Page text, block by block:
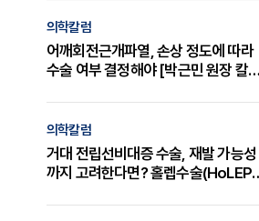
의학칼럼
어깨회전근개파열, 손상 정도에 따라
수술 여부 결정해야 [박근민 원장 칼
의학칼럼
거대 전립선비대증 수술, 재발 가능성
까지 고려한다면? 홀렙수술(HoLEP)